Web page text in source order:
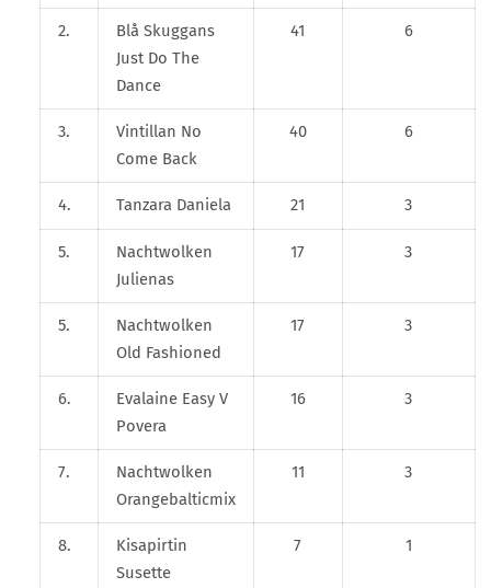
2.
Blå Skuggans
Just Do The
Dance
41 6
3.
Vintillan No
Come Back
40 6
4. Tanzara Daniela 21 3
5.
Nachtwolken
Julienas
17 3
5.
Nachtwolken
Old Fashioned
17 3
6.
Evalaine Easy V
Povera
16 3
7.
Nachtwolken
Orangebalticmix
11 3
8.
Kisapirtin
Susette
7 1